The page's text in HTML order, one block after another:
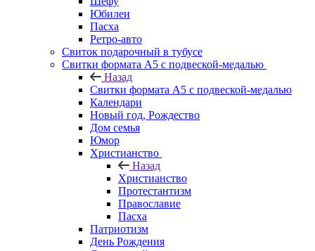
Юбилеи
Пасха
Ретро-авто
Свиток подарочный в тубусе
Свитки формата А5 с подвеской-медалью
Назад
Свитки формата А5 с подвеской-медалью
Календари
Новый год, Рождество
Дом семья
Юмор
Христианство
Назад
Христианство
Протестантизм
Православие
Пасха
Патриотизм
День Рождения